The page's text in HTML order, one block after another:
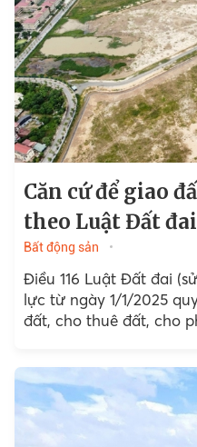
Căn cứ để giao
theo Luật Đất
Bất động sản
Điều 116 Luật Đất đai
lực từ ngày 1/1/2025
đất, cho thuê đất, cho